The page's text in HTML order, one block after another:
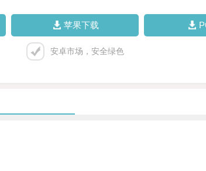
苹果下载
安卓市场，安全绿色